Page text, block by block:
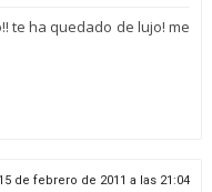
te ha quedado de lujo! me
15 de febrero de 2011 a las 21:04